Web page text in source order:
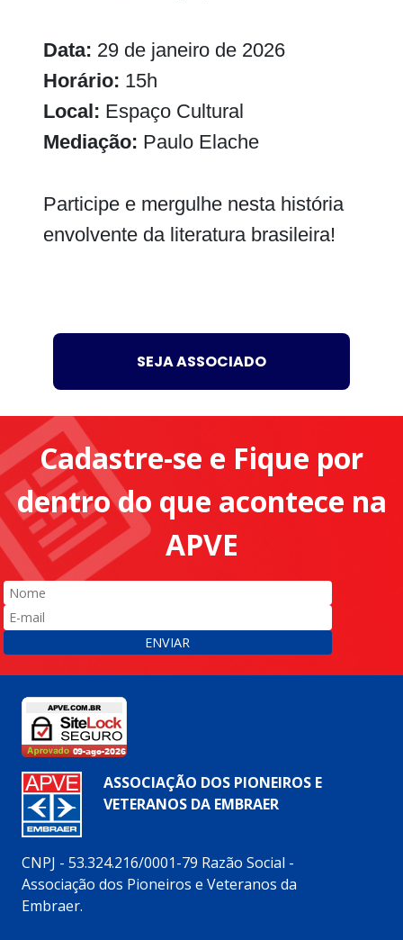
Data: 29 de janeiro de 2026
Horário: 15h
Local: Espaço Cultural
Mediação: Paulo Elache
Participe e mergulhe nesta história
envolvente da literatura brasileira!
SEJA ASSOCIADO
Cadastre-se e Fique por
dentro do que acontece na
APVE
ENVIAR
ASSOCIAÇÃO DOS PIONEIROS E
VETERANOS DA EMBRAER
CNPJ - 53.324.216/0001-79 Razão Social -
Associação dos Pioneiros e Veteranos da
Embraer.